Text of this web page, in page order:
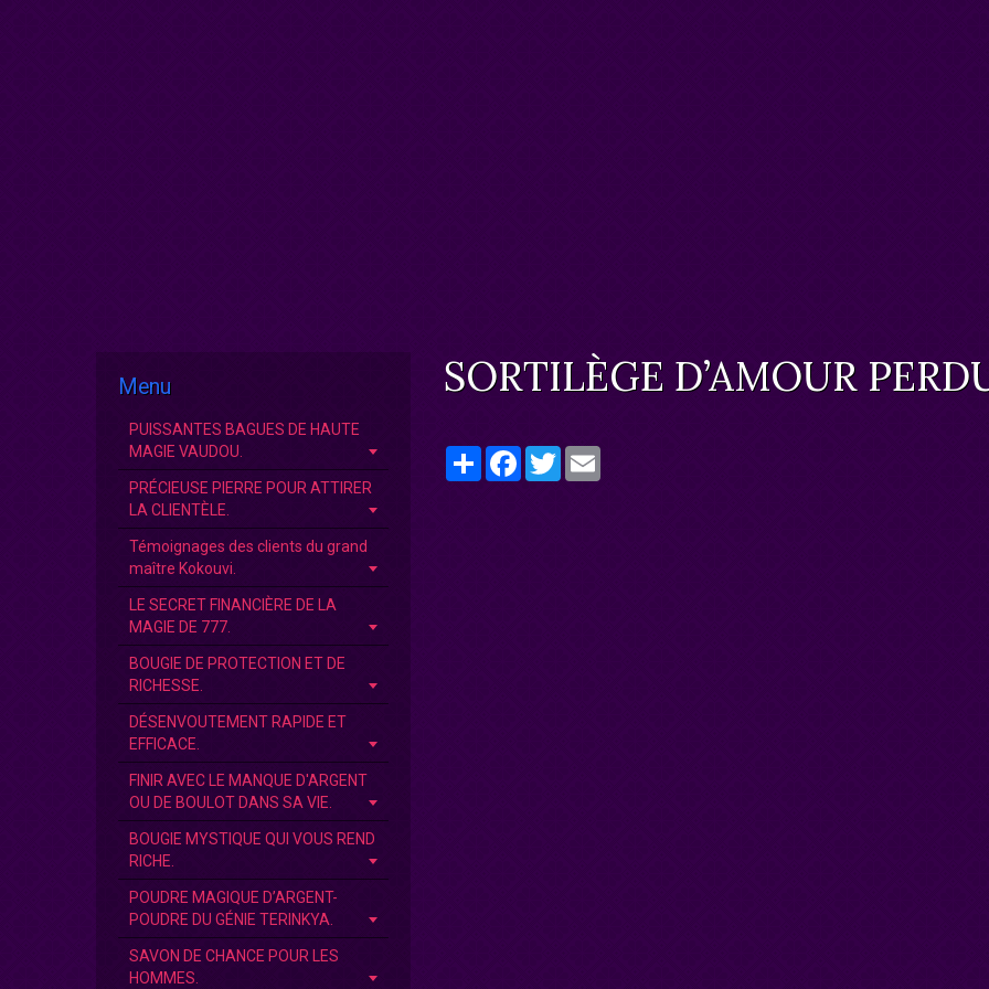
SORTILÈGE D’AMOUR
PartagerFacebook
Twitter
Menu
PUISSANTES BAGUES DE HAUTE
MAGIE VAUDOU.
PRÉCIEUSE PIERRE POUR ATTIRER
LA CLIENTÈLE.
Témoignages des clients du grand
maître Kokouvi.
LE SECRET FINANCIÈRE DE LA
MAGIE DE 777.
BOUGIE DE PROTECTION ET DE
RICHESSE.
DÉSENVOUTEMENT RAPIDE ET
EFFICACE.
FINIR AVEC LE MANQUE D'ARGENT
OU DE BOULOT DANS SA VIE.
BOUGIE MYSTIQUE QUI VOUS REND
RICHE.
POUDRE MAGIQUE D’ARGENT-
POUDRE DU GÉNIE TERINKYA.
SAVON DE CHANCE POUR LES
HOMMES.